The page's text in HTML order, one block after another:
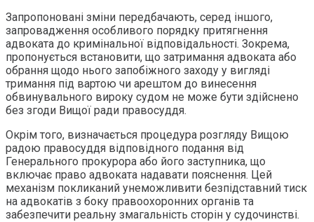
Запропоновані зміни передбачають, серед іншого,
запровадження особливого порядку притягнення
адвоката до кримінальної відповідальності. Зокрема,
пропонується встановити, що затримання адвоката або
обрання щодо нього запобіжного заходу у вигляді
тримання під вартою чи арештом до винесення
обвинувального вироку судом не може бути здійснено
без згоди Вищої ради правосуддя.
Окрім того, визначається процедура розгляду Вищою
радою правосуддя відповідного подання від
Генерального прокурора або його заступника, що
включає право адвоката надавати пояснення. Цей
механізм покликаний унеможливити безпідставний тиск
на адвокатів з боку правоохоронних органів та
забезпечити реальну змагальність сторін у судочинстві.